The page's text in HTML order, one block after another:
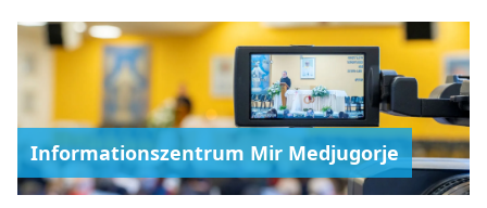
Informationszentrum Mir Medjugorje